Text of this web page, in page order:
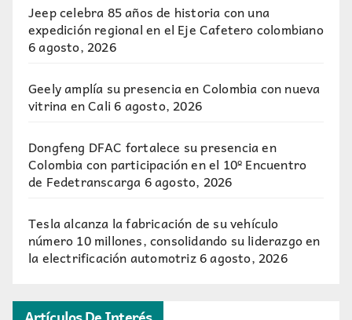
Jeep celebra 85 años de historia con una
expedición regional en el Eje Cafetero colombiano
6 agosto, 2026
Geely amplía su presencia en Colombia con nueva
vitrina en Cali 6 agosto, 2026
Dongfeng DFAC fortalece su presencia en
Colombia con participación en el 10º Encuentro
de Fedetranscarga6 agosto, 2026
Tesla alcanza la fabricación de su vehículo
número 10 millones, consolidando su liderazgo en
la electrificación automotriz6 agosto, 2026